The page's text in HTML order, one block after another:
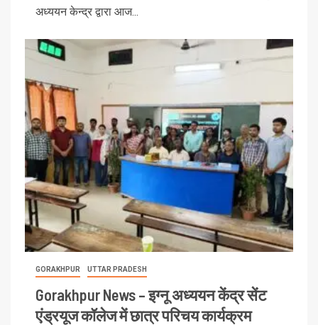
अध्ययन केन्द्र द्वारा आज...
GORAKHPUR UTTAR PRADESH
Gorakhpur News – इग्नू अध्ययन केंद्र सेंट
एंड्रयूज कॉलेज में छात्र परिचय कार्यक्रम